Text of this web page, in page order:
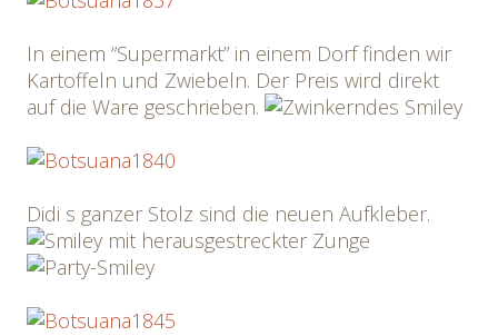
In einem “Supermarkt” in einem Dorf finden wir
Kartoffeln und Zwiebeln. Der Preis wird direkt
auf die Ware geschrieben.
Didi s ganzer Stolz sind die neuen Aufkleber.